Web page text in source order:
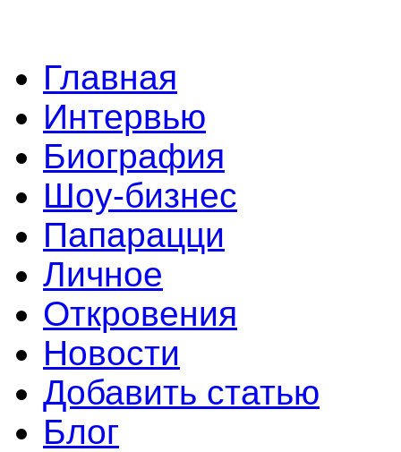
Главная
Интервью
Биография
Шоу-бизнес
Папарацци
Личное
Откровения
Новости
Добавить статью
Блог